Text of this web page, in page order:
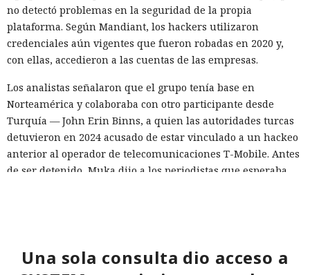
no detectó problemas en la seguridad de la propia
plataforma. Según Mandiant, los hackers utilizaron
credenciales aún vigentes que fueron robadas en 2020 y,
con ellas, accedieron a las cuentas de las empresas.
Los analistas señalaron que el grupo tenía base en
Norteamérica y colaboraba con otro participante desde
Turquía — John Erin Binns, a quien las autoridades turcas
detuvieron en 2024 acusado de estar vinculado a un hackeo
anterior al operador de telecomunicaciones T-Mobile. Antes
de ser detenido, Muka dijo a los periodistas que esperaba
vigilar la actividad de las cuentas por accesos desde
Una sola consulta dio acceso a